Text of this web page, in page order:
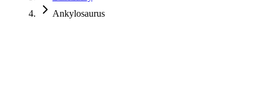
Ankylosaurus